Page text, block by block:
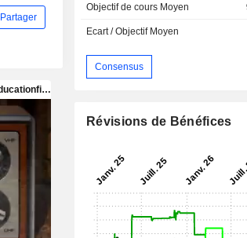
Partager
Objectif de cours Moyen
Ecart / Objectif Moyen
Consensus
Révisions de Bénéfices